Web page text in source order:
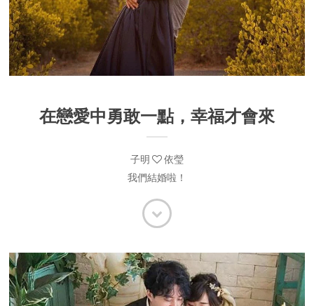
在戀愛中勇敢一點，幸福才會來
子明
依瑩
我們結婚啦！